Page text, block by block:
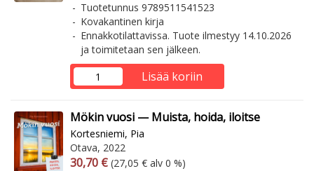
Tuotetunnus 9789511541523
Kovakantinen kirja
Ennakkotilattavissa. Tuote ilmestyy 14.10.2026
ja toimitetaan sen jälkeen.
Lisää koriin
Mökin vuosi — Muista, hoida, iloitse
Kortesniemi, Pia
Otava, 2022
Arvonlisäverollinen hinta
30,70 € Arvonlisäveroton hinta
(27,05 € alv 0 %)